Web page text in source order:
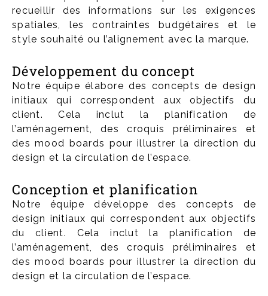
recueillir des informations sur les exigences
spatiales, les contraintes budgétaires et le
style souhaité ou l’alignement avec la marque.
Développement du concept
Notre équipe élabore des concepts de design
initiaux qui correspondent aux objectifs du
client. Cela inclut la planification de
l’aménagement, des croquis préliminaires et
des mood boards pour illustrer la direction du
design et la circulation de l’espace.
Conception et planification
Notre équipe développe des concepts de
design initiaux qui correspondent aux objectifs
du client. Cela inclut la planification de
l’aménagement, des croquis préliminaires et
des mood boards pour illustrer la direction du
design et la circulation de l’espace.